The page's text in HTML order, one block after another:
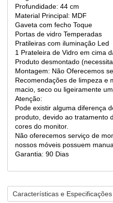
Profundidade: 44 cm
Material Principal: MDF
Gaveta com fecho Toque
Portas de vidro Temperadas
Pratileiras com iluminação Led
1 Prateleira de Vidro em cima
Produto desmontado
Montagem: Não Oferecemos
Recomendações de limpeza e
macio, seco ou ligeiramente
Atenção:
Pode existir alguma diferença
produto, devido ao tratamento
cores do monitor.
Não oferecemos serviço de
nossos móveis possuem
Garantia: 90 Dias
Características e Especificações